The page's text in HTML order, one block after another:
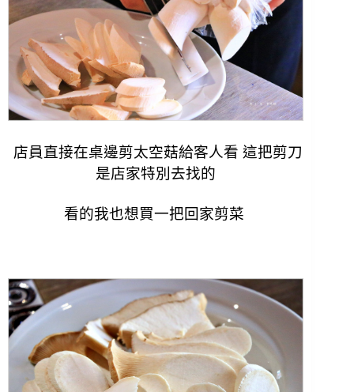
店員直接在桌邊剪太空菇給客人看 這把剪刀
是店家特別去找的
看的我也想買一把回家剪菜